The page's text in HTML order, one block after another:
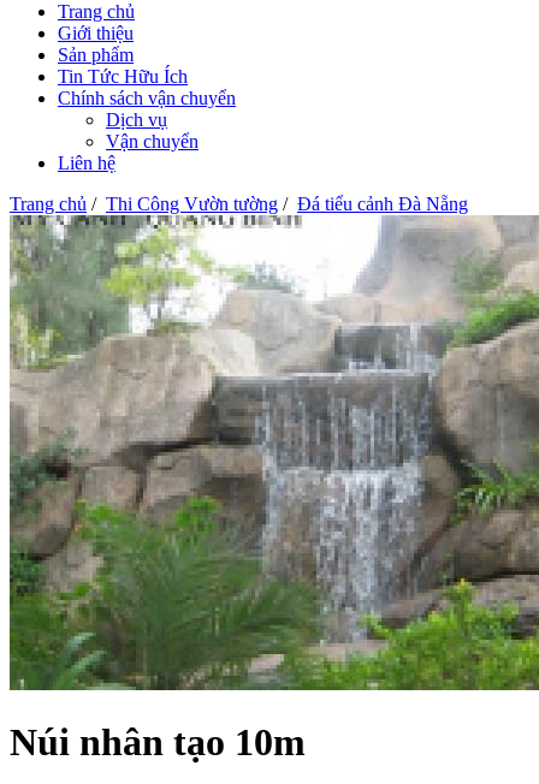
Trang chủ
Giới thiệu
Sản phẩm
Tin Tức Hữu Ích
Chính sách vận chuyển
Dịch vụ
Vận chuyển
Liên hệ
Trang chủ / Thi Công Vườn tường / Đá tiểu cảnh Đà Nẵng
Núi nhân tạo 10m